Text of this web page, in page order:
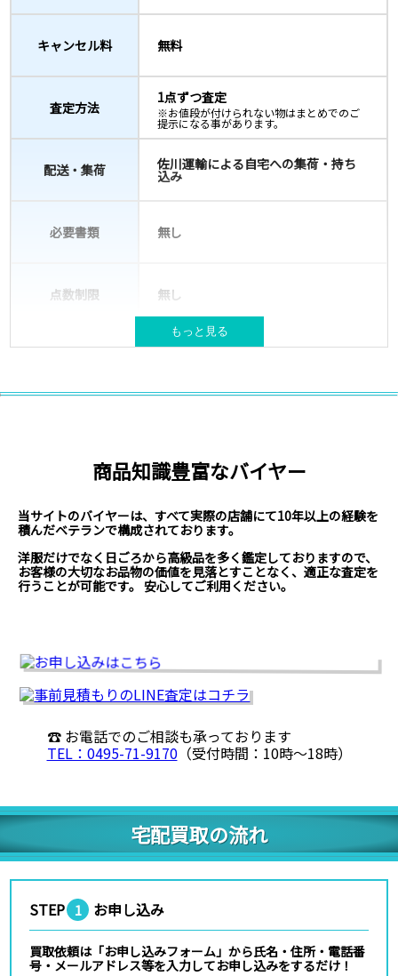
キャンセル料 無料
査定方法
1点ずつ査定
※お値段が付けられない物はまとめでのご
提示になる事があります。
配送・集荷 佐川運輸による自宅への集荷・持ち
込み
必要書類 無し
点数制限 無し
宅配キット(バッグ)が必要な場合は送
対応エリア
北海道、本州、四国、九州
※現在、沖縄県・離島からのお申込みは対
もっと見る
商品知識豊富なバイヤー
当サイトのバイヤーは、すべて実際の店舗にて10年以上の経験を
積んだベテランで構成されております。
洋服だけでなく日ごろから高級品を多く鑑定しておりますので、
お客様の大切なお品物の価値を見落とすことなく、適正な査定を
行うことが可能です。 安心してご利用ください。
☎ お電話でのご相談も承っております
TEL：0495-71-9170（受付時間：10時〜18時）
宅配買取の流れ
STEP 1 お申し込み
買取依頼は「お申し込みフォーム」から氏名・住所・電話番
号・メールアドレス等を入力してお申し込みをするだけ！